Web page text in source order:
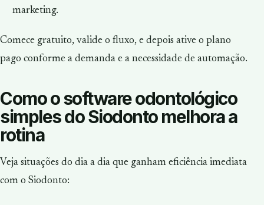
marketing.
Comece gratuito, valide o fluxo, e depois ative o plano
pago conforme a demanda e a necessidade de automação.
Como o software odontológico
simples do Siodonto melhora a
rotina
Veja situações do dia a dia que ganham eficiência imediata
com o Siodonto: